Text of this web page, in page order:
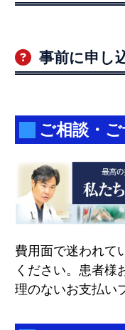
す。事前に申し
ております。
ご相談・
費用面で迷われて
ください。患者様
理のないお支払い